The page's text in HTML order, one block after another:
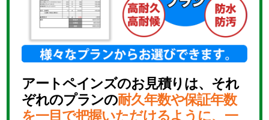
アートペインズのお見積りは、それ
ぞれのプランの耐久年数や保証年数
を一目で把握いただけるように、一